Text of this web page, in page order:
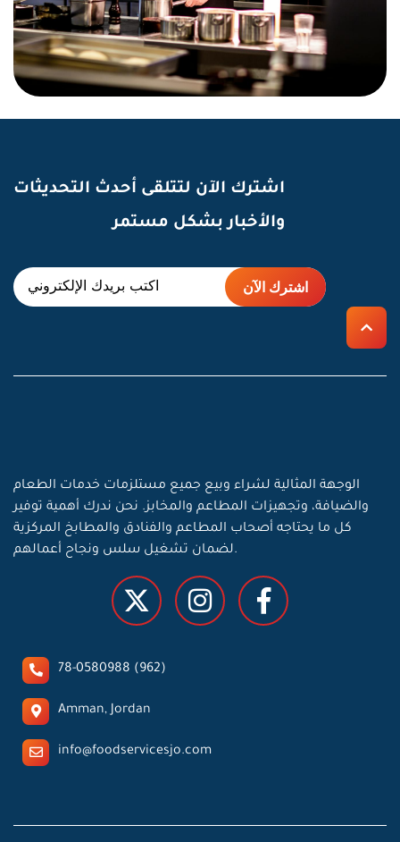
اشترك الآن لتتلقى أحدث التحديثات
والأخبار بشكل مستمر
الوجهة المثالية لشراء وبيع جميع مستلزمات خدمات الطعام
والضيافة، وتجهيزات المطاعم والمخابز. نحن ندرك أهمية توفير
كل ما يحتاجه أصحاب المطاعم والفنادق والمطابخ المركزية
لضمان تشغيل سلس ونجاح أعمالهم.
78-0580988 (962)
Amman, Jordan
info@foodservicesjo.com